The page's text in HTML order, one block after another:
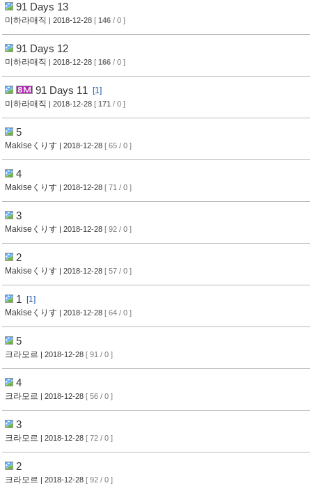
91 Days 13
미하라매직 | 2018-12-28 [ 146 / 0 ]
91 Days 12
미하라매직 | 2018-12-28 [ 166 / 0 ]
91 Days 11
[1]
미하라매직 | 2018-12-28 [ 171 / 0 ]
5
Makiseくりす | 2018-12-28 [ 65 / 0 ]
4
Makiseくりす | 2018-12-28 [ 71 / 0 ]
3
Makiseくりす | 2018-12-28 [ 92 / 0 ]
2
Makiseくりす | 2018-12-28 [ 57 / 0 ]
1
[1]
Makiseくりす | 2018-12-28 [ 64 / 0 ]
5
크라모르 | 2018-12-28 [ 91 / 0 ]
4
크라모르 | 2018-12-28 [ 56 / 0 ]
3
크라모르 | 2018-12-28 [ 72 / 0 ]
2
크라모르 | 2018-12-28 [ 92 / 0 ]